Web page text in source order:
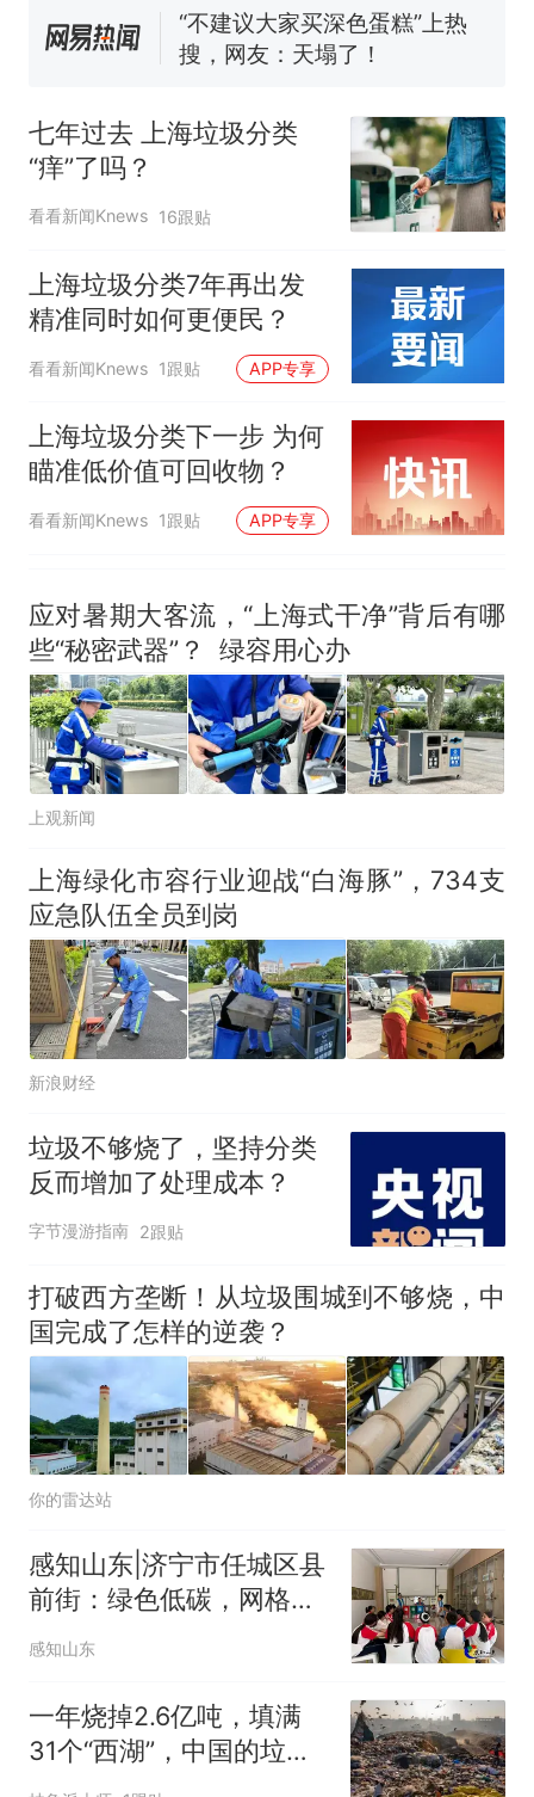
“不建议大家买深色蛋糕”上热
搜，网友：天塌了！
汁，致多名乘客在飞行途中排
队上厕所！乘客：机上100多
人只有2个厕所；客服回应：并
非每架飞机都会发放西梅汁
热
那个在床头放菜刀的女孩，
因老师一句“跟我回家”改写了
人生
七年过去 上海垃圾分类
“痒”了吗？
看看新闻Knews 16跟贴
上海垃圾分类7年再出发
精准同时如何更便民？
看看新闻Knews 1跟贴 APP专享
上海垃圾分类下一步 为何
瞄准低价值可回收物？
看看新闻Knews 1跟贴 APP专享
应对暑期大客流，“上海式干净”背后有哪
些“秘密武器”？ 绿容用心办
上观新闻
上海绿化市容行业迎战“白海豚”，734支
应急队伍全员到岗
新浪财经
垃圾不够烧了，坚持分类
反而增加了处理成本？
字节漫游指南 2跟贴
打破西方垄断！从垃圾围城到不够烧，中
国完成了怎样的逆袭？
你的雷达站
感知山东|济宁市任城区县
前街：绿色低碳，网格倡
环保
感知山东
一年烧掉2.6亿吨，填满
31个“西湖”，中国的垃
圾，不够烧了？